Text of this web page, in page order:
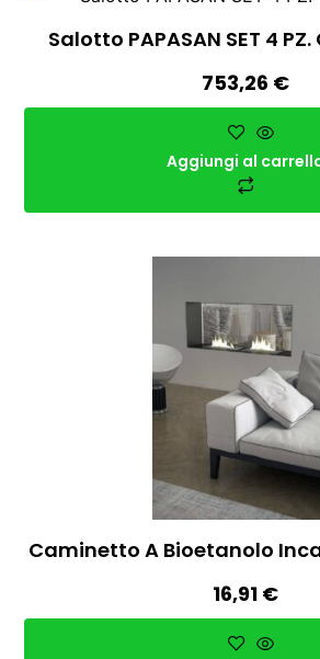
Salotto PAPASAN SET 4 PZ.
753,26 €
Aggiungi al
Caminetto A Bioetanolo
16,91 €